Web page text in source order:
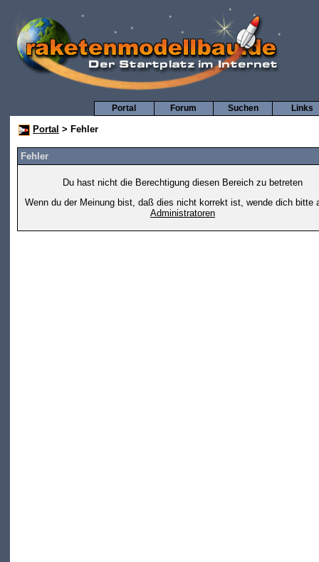
Links
Suchen
Forum
Portal
Portal > Fehler
Fehler
Du hast nicht die Berechtigung diesen Bereich zu betreten
Wenn du der Meinung bist, daß dies nicht korrekt ist, wende dich bitte
Administratoren